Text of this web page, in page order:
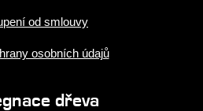
od smlouvy
osobních údajů
dřeva